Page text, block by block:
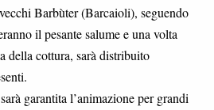
Barbùter (Barcaioli), seguendo
il pesante salume e una volta
della cottura, sarà distribuito
garantita l’animazione per grandi